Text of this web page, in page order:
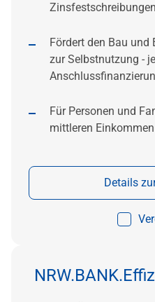
Zinsfestschreibungen
Fördert den Bau und
zur Selbstnutzung -
Für Personen und
mittleren Einkommen
Details